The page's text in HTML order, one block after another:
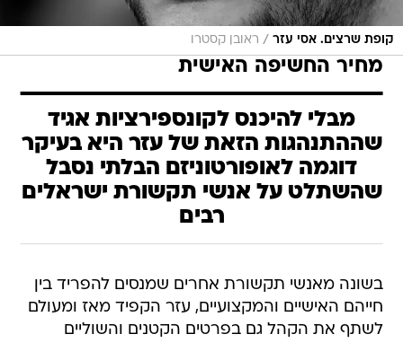
קופת שרצים. אסי עזר / ראובן קסטרו
מחיר החשיפה האישית
מבלי להיכנס לקונספירציות אגיד
שההתנהגות הזאת של עזר היא בעיקר
דוגמה לאופורטוניזם הבלתי נסבל
שהשתלט על אנשי תקשורת ישראלים
רבים
בשונה מאנשי תקשורת אחרים שמנסים להפריד בין
חייהם האישיים והמקצועיים, עזר הקפיד מאז ומעולם
לשתף את הקהל גם בפרטים הקטנים והשוליים